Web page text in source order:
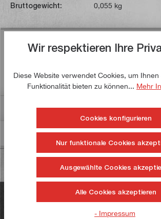
Bruttogewicht:
0,055 kg
Beschreibung
Leimsorten Classic und Premium auf. Er
verfügt über beste Fe…Mehr
Bewertungen
Informationen zur Produktsicherheit
Haben Sie noch Fragen?
Wir respektieren Ihre
Diese Website verwendet Cookies, um
Funktionalität bieten zu können... Mehr
Cookies konfigurieren
Nur funktionale Cookies
Ausgewählte Cookies
Alle Cookies akzeptieren
- Impressum